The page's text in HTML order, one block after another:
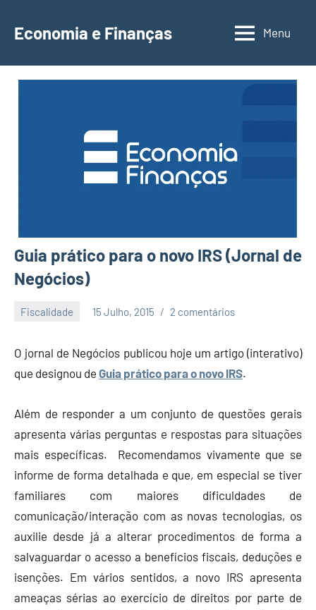
para
conteúdo
Economia e Finanças
Depósitos
Menu
Guia prático para o novo IRS (Jornal de
Negócios)
Fiscalidade 15 Julho, 2015
Finanças
2 comentários
O jornal de Negócios publicou hoje um artigo (interativo)
que designou de Guia prático para o novo IRS.
Além de responder a um conjunto de questões gerais
apresenta várias perguntas e respostas para situações
mais específicas. Recomendamos vivamente que se
informe de forma detalhada e que, em especial se tiver
familiares com maiores dificuldades de
comunicação/interação com as novas tecnologias, os
auxilie desde já a alterar procedimentos de forma a
salvaguardar o acesso a benefícios fiscais, deduções e
isenções. Em vários sentidos, a novo IRS apresenta
ameaças sérias ao exercício de direitos por parte de